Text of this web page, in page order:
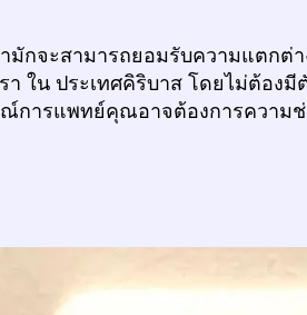
กจะสามารถยอมรับความแตกต่
ใน ประเทศคิริบาส โดยไม่ต้อง
การแพทย์คุณอาจต้องการความช่